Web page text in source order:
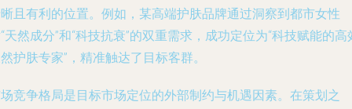
且有利的位置。例如，某高端护肤品牌通过洞察到都市女性
天然成分”和“科技抗衰”的双重需求，成功定位为“科技赋能的高
护肤专家”，精准触达了目标客群。
竞争格局是目标市场定位的外部制约与机遇因素。在策划之